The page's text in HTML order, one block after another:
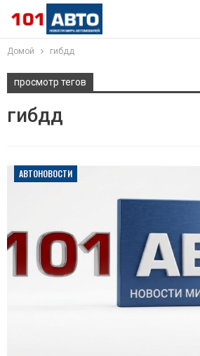
Домой гибдд
просмотр тегов
гибдд
АВТОНОВОСТИ